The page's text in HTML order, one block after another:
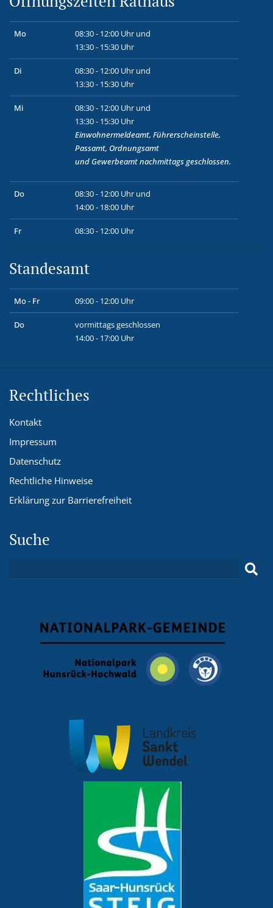
Mo
08:30 - 12:00 Uhr und
13:30 - 15:30 Uhr
Di
08:30 - 12:00 Uhr und
13:30 - 15:30 Uhr
Mi
08:30 - 12:00 Uhr und
13:30 - 15:30 Uhr
Einwohnermeldeamt, Führerscheinstelle,
Passamt, Ordnungsamt
und Gewerbeamtnachmittags geschlossen.
Do
08:30 - 12:00 Uhr und
14:00 - 18:00 Uhr
Fr 08:30 - 12:00 Uhr
Standesamt
Mo - Fr 09:00 - 12:00 Uhr
Do
vormittags geschlossen
14:00 - 17:00 Uhr
Rechtliches
Kontakt
Impressum
Datenschutz
Rechtliche Hinweise
Erklärung zur Barrierefreiheit
Suche